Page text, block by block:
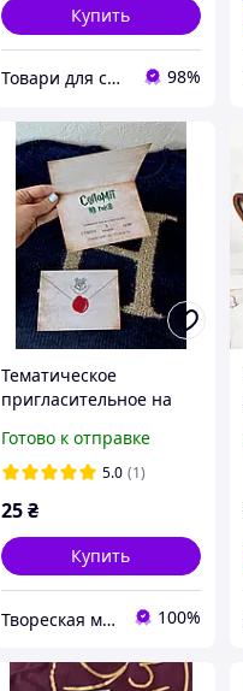
Купить
Товари для свята, декору та пакування - інтернет магазин Аладдін 98%
Тематическое
пригласительное на
рождения в стиле
Письмо Гарри Поттера
Готово к отправке
5.0 (1)
25₴
Купить
Твореская мастерская "JulArts" 100%